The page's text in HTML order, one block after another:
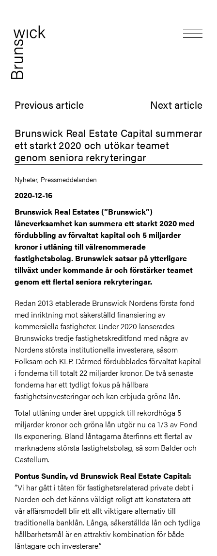
Previous article
Next article
Brunswick Real Estate Capital summerar
ett starkt 2020 och utökar teamet
genom seniora rekryteringar
Nyheter, Pressmeddelanden
2020-12-16
Brunswick Real Estates(”Brunswick”)
låneverksamhet kan summera ett starkt 2020 med
fördubbling av förvaltat kapital och 5 miljarder
kronor i utlåning till välrenommerade
fastighetsbolag. Brunswick satsar på ytterligare
tillväxt under kommande år och förstärker teamet
genom ett flertal seniora rekryteringar.
Redan 2013 etablerade Brunswick Nordens första fond
med inriktning mot säkerställd finansiering av
kommersiella fastigheter. Under 2020 lanserades
Brunswicks tredje fastighetskreditfond med några av
Nordens största institutionella investerare, såsom
Folksam och KLP. Därmed fördubblades förvaltat kapital
i fonderna till totalt 22 miljarder kronor. De två senaste
fonderna har ett tydligt fokus på hållbara
fastighetsinvesteringar och kan erbjuda gröna lån.
Total utlåning under året uppgick till rekordhöga 5
miljarder kronor och gröna lån utgör nu ca 1/3 av Fond
IIs exponering. Bland låntagarna återfinns ett flertal av
marknadens största fastighetsbolag, så som Balder och
Castellum.
Pontus Sundin, vd Brunswick Real Estate Capital:
”Vi har gått i täten för fastighetsrelaterad private debt i
Norden och det känns väldigt roligt att konstatera att
vår affärsmodell blir ett allt viktigare alternativ till
traditionella banklån. Långa, säkerställda lån och tydliga
hållbarhetsmål är en attraktiv kombination för både
låntagare och investerare.”